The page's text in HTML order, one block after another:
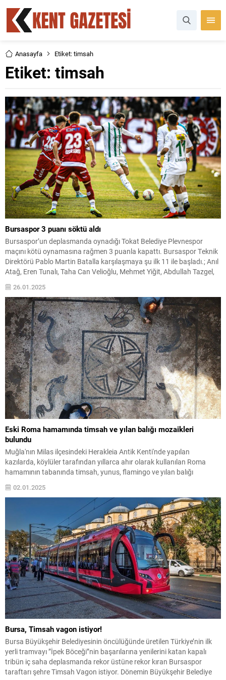
Anasayfa Etiket: timsah
Etiket: timsah
Bursaspor 3 puanı söktü aldı
Bursaspor’un deplasmanda oynadığı Tokat Belediye Plevnespor
maçını kötü oynamasına rağmen 3 puanla kapattı. Bursaspor Teknik
Direktörü Pablo Martin Batalla karşılaşmaya şu ilk 11 ile başladı.; Anıl
Atağ, Eren Tunalı, Taha Can Velioğlu, Mehmet Yiğit, Abdullah Tazgel,
Depe, Mücahit Can Akçay Bugün...
26.01.2025
Eski Roma hamamında timsah ve yılan balığı mozaikleri
bulundu
Muğla'nın Milas ilçesindeki Herakleia Antik Kenti'nde yapılan
kazılarda, köylüler tarafından yıllarca ahır olarak kullanılan Roma
hamamının tabanında timsah, yunus, flamingo ve yılan balığı
02.01.2025
Bursa, Timsah vagon istiyor!
Bursa Büyükşehir Belediyesinin öncülüğünde üretilen Türkiye’nin ilk
yerli tramvayı ”İpek Böceği”nin başarılarına yenilerini katan kapalı
tribün iç saha deplasmanda rekor üstüne rekor kıran Bursaspor
taraftarı şehre Timsah Vagon istiyor. Dönemin Büyükşehir Belediye